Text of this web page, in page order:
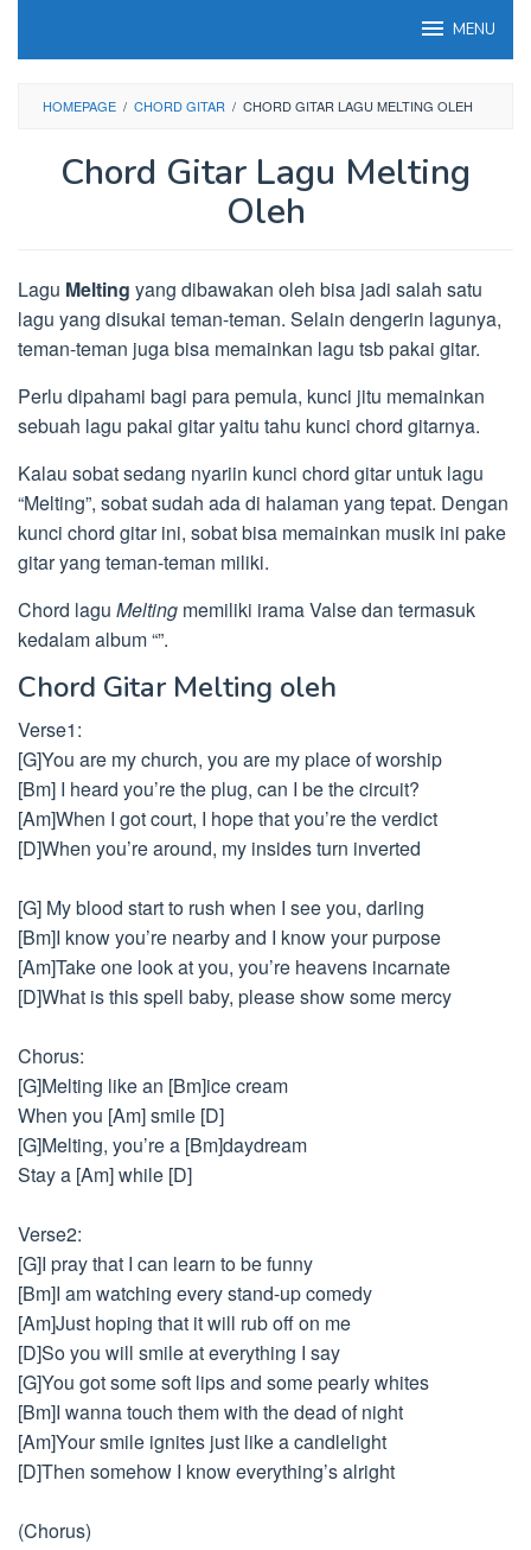
MENU
HOMEPAGE / CHORD GITAR / CHORD GITAR LAGU MELTING OLEH
Chord Gitar Lagu Melting
Oleh
Lagu Melting yang dibawakan oleh bisa jadi salah satu
lagu yang disukai teman-teman. Selain dengerin lagunya,
teman-teman juga bisa memainkan lagu tsb pakai gitar.
Perlu dipahami bagi para pemula, kunci jitu memainkan
sebuah lagu pakai gitar yaitu tahu kunci chord gitarnya.
Kalau sobat sedang nyariin kunci chord gitar untuk lagu
“Melting”, sobat sudah ada di halaman yang tepat. Dengan
kunci chord gitar ini, sobat bisa memainkan musik ini pake
gitar yang teman-teman miliki.
Chord lagu Melting memiliki irama Valse dan termasuk
kedalam album “”.
Chord Gitar Melting oleh
Verse1:
[G]You are my church, you are my place of worship
[Bm] I heard you’re the plug, can I be the circuit?
[Am]When I got court, I hope that you’re the verdict
[D]When you’re around, my insides turn inverted
[G] My blood start to rush when I see you, darling
[Bm]I know you’re nearby and I know your purpose
[Am]Take one look at you, you’re heavens incarnate
[D]What is this spell baby, please show some mercy
Chorus:
[G]Melting like an [Bm]ice cream
When you [Am] smile [D]
[G]Melting, you’re a [Bm]daydream
Stay a [Am] while [D]
Verse2:
[G]I pray that I can learn to be funny
[Bm]I am watching every stand-up comedy
[Am]Just hoping that it will rub off on me
[D]So you will smile at everything I say
[G]You got some soft lips and some pearly whites
[Bm]I wanna touch them with the dead of night
[Am]Your smile ignites just like a candlelight
[D]Then somehow I know everything’s alright
(Chorus)